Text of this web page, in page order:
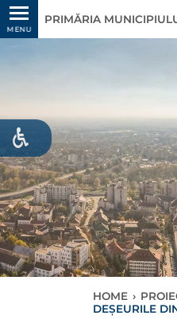
MENU
PRIMĂRIA
HOME ›
DEȘEURILE